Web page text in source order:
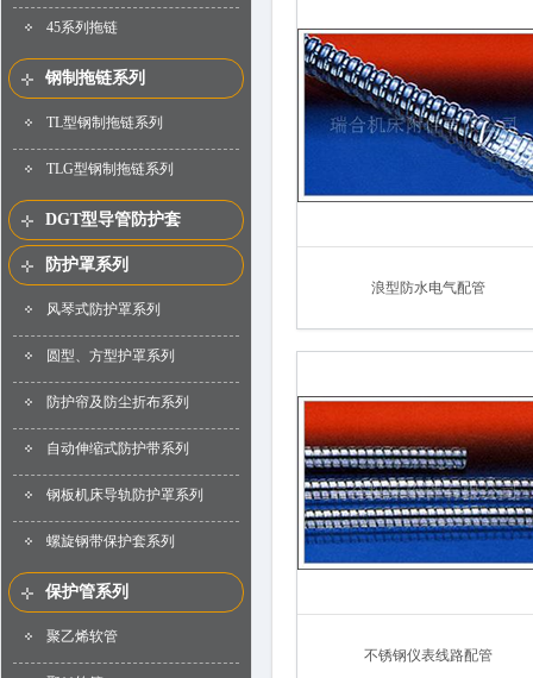
45系列拖链
钢制拖链系列
TL型钢制拖链系列
TLG型钢制拖链系列
DGT型导管防护套
防护罩系列
风琴式防护罩系列
圆型、方型护罩系列
防护帘及防尘折布系列
自动伸缩式防护带系列
钢板机床导轨防护罩系列
螺旋钢带保护套系列
保护管系列
聚乙烯软管
浪型防水电气配管
不锈钢仪表线路配管